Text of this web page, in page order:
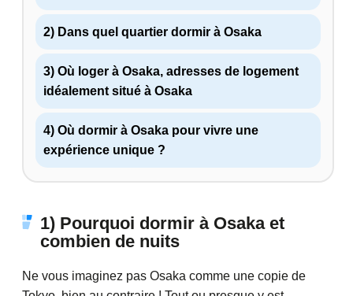
2) Dans quel quartier dormir à Osaka
3) Où loger à Osaka, adresses de logement
idéalement situé à Osaka
4) Où dormir à Osaka pour vivre une
expérience unique ?
1) Pourquoi dormir à Osaka et
combien de nuits
Ne vous imaginez pas Osaka comme une copie de